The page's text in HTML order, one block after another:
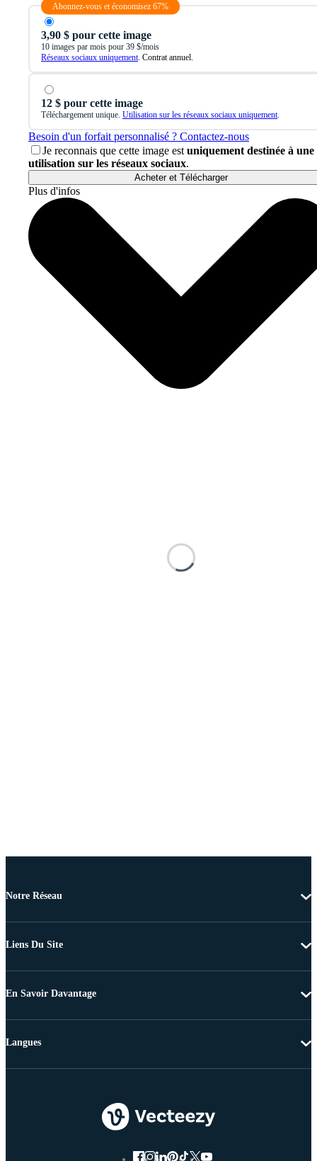
Abonnez-vous et économisez 67%
3,90 $ pour cette image
10 images par mois pour 39 $/mois
Réseaux sociaux uniquement . Contrat annuel.
12 $ pour cette image
Téléchargement unique. Utilisation sur les réseaux sociaux uniquement
Besoin d'un forfait personnalisé ? Contactez-nous
Je reconnais que cette image est uniquement destinée à une
utilisation sur les réseaux sociaux.
Acheter et Télécharger
Plus d'infos
Notre Réseau
Liens Du Site
En Savoir Davantage
Langues